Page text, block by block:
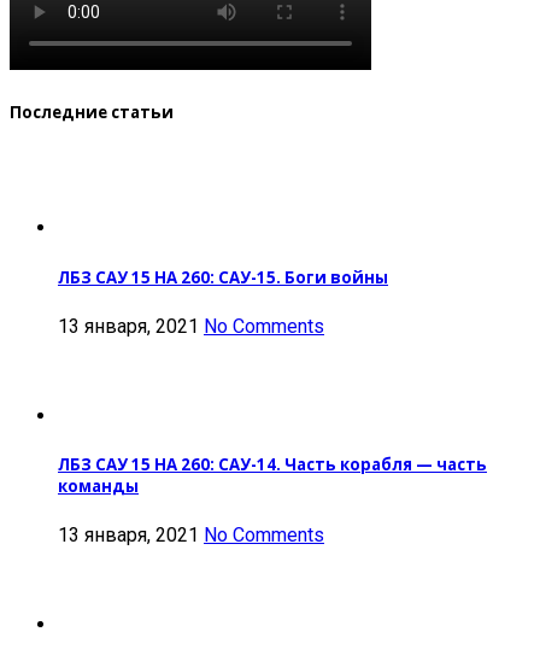
Последние статьи
ЛБЗ САУ 15 НА 260: САУ-15. Боги войны
13 января, 2021 No Comments
ЛБЗ САУ 15 НА 260: САУ-14. Часть корабля — часть
команды
13 января, 2021 No Comments